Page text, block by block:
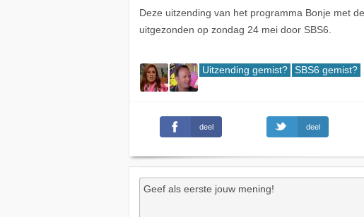
Deze uitzending van het programma Bonje met
uitgezonden op zondag 24 mei door SBS6.
Uitzending gemist? SBS6 gemist?
deel deel